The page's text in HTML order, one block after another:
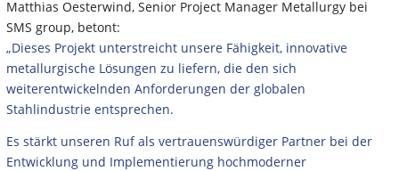
Matthias Oesterwind, Senior Project Manager Metallurgy bei
SMS group, betont:
„Dieses Projekt unterstreicht unsere Fähigkeit, innovative
metallurgische Lösungen zu liefern, die den sich
weiterentwickelnden Anforderungen der globalen
Stahlindustrie entsprechen.
Es stärkt unseren Ruf als vertrauenswürdiger Partner bei der
Entwicklung und Implementierung hochmoderner